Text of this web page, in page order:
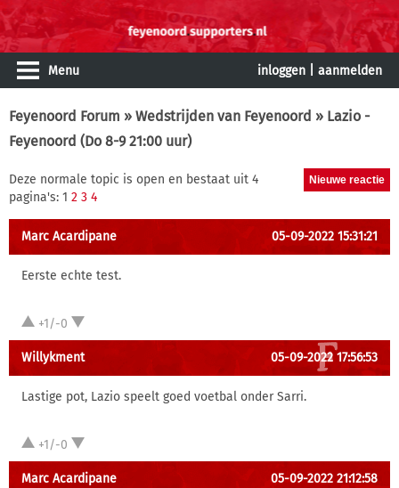
Menu inloggen aanmelden
Feyenoord Forum » Wedstrijden van Feyenoord » Lazio -
Feyenoord (Do 8-9 21:00 uur)
Deze normale topic is open en bestaat uit 4
pagina's: 1 2 3 4
Marc Acardipane 05-09-2022 15:31:21
Eerste echte test.
+1/-0
Willykment 05-09-2022 17:56:53
Lastige pot, Lazio speelt goed voetbal onder Sarri.
+1/-0
Marc Acardipane 05-09-2022 21:12:58